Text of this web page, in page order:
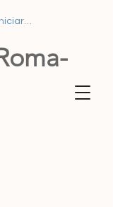
Iniciar sesión